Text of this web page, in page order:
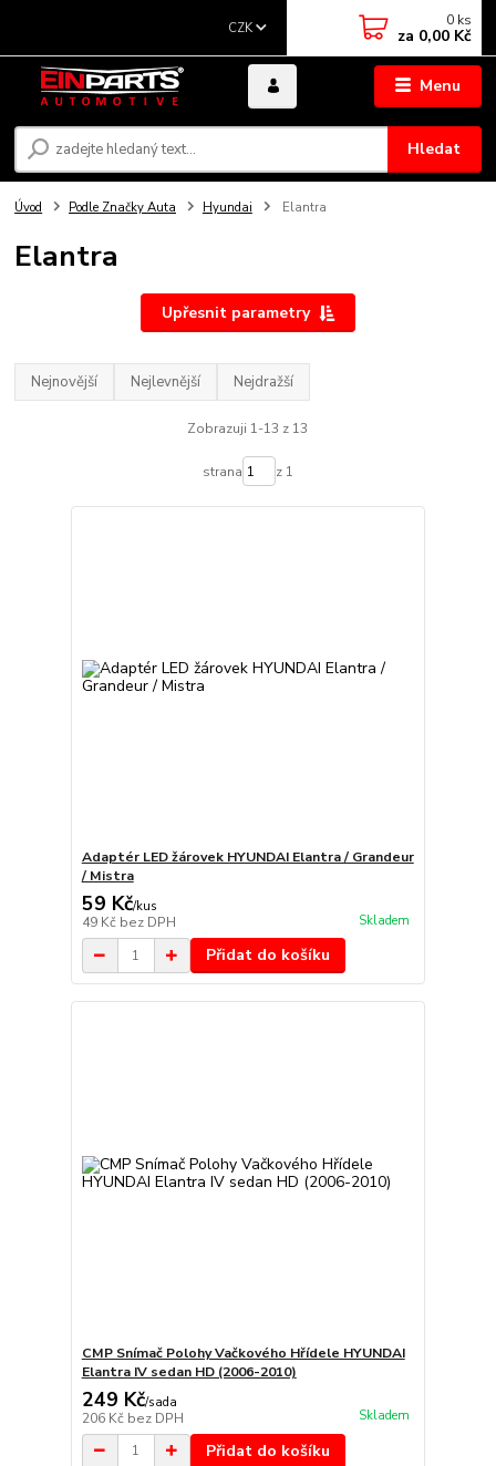
Menu
CZK
Hledat
0 ks
za 0,00 Kč
Úvod Podle Značky Auta Hyundai Elantra
Elantra
Upřesnit parametry
Nejnovější Nejlevnější Nejdražší
Zobrazuji 1-13 z 13
strana z 1
Adaptér LED žárovek HYUNDAI Elantra / Grandeur
/ Mistra
59 Kč/kus
49 Kč bez DPH Skladem
Přidat do košíku
CMP Snímač Polohy Vačkového Hřídele HYUNDAI
Elantra IV sedan HD (2006-2010)
249 Kč/sada
206 Kč bez DPH Skladem
Přidat do košíku